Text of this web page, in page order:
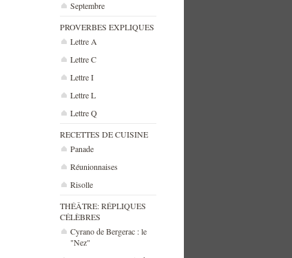
Septembre
PROVERBES EXPLIQUES
Lettre A
Lettre C
Lettre I
Lettre L
Lettre Q
RECETTES DE CUISINE
Panade
Réunionnaises
Risolle
THÉÂTRE: RÉPLIQUES
CÉLÈBRES
Cyrano de Bergerac : le
"Nez"